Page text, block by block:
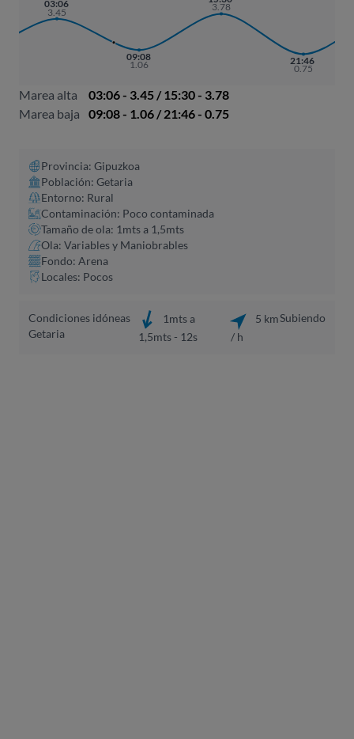
03:06
3.45
09:08
1.06
3.78
21:46
0.75
Marea alta
03:06 - 3.45 / 15:30 - 3.78
Marea baja
09:08 - 1.06 / 21:46 - 0.75
Provincia: Gipuzkoa
Población: Getaria
Entorno: Rural
Contaminación: Poco contaminada
Tamaño de ola: 1mts a 1,5mts
Ola: Variables y Maniobrables
Fondo: Arena
Locales: Pocos
Condiciones idóneas
Getaria
1mts a
1,5mts - 12s
5 km
/ h
Subiendo